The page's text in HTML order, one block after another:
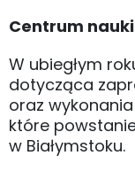
Centrum
W ubiegłym
dotycząca
oraz
które
w Białymstoku.